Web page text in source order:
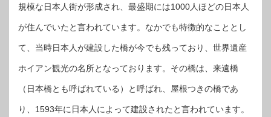
規模な日本人街が形成され、最盛期には1000人ほどの日本人
が住んでいたと言われています。なかでも特徴的なこととし
て、当時日本人が建設した橋が今でも残っており、世界遺産
ホイアン観光の名所となっております。その橋は、来遠橋
（日本橋とも呼ばれている）と呼ばれ、屋根つきの橋であ
り、
1593年に日本人によって建設されたと言われています。